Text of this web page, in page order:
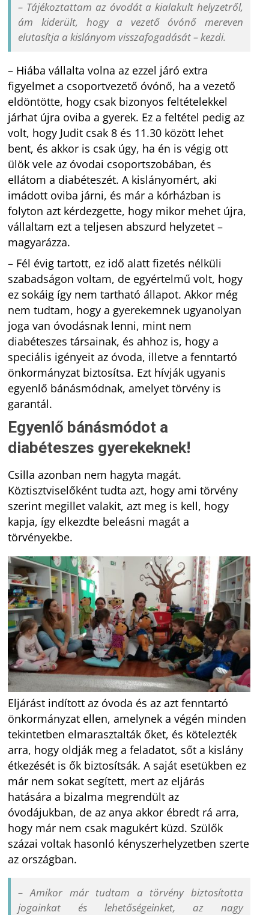
– Tájékoztattam az óvodát a kialakult helyzetről,
ám kiderült, hogy a vezető óvónő mereven
elutasítja a kislányom visszafogadását – kezdi.
– Hiába vállalta volna az ezzel járó extra
figyelmet a csoportvezető óvónő, ha a vezető
eldöntötte, hogy csak bizonyos feltételekkel
járhat újra oviba a gyerek. Ez a feltétel pedig az
volt, hogy Judit csak 8 és 11.30 között lehet
bent, és akkor is csak úgy, ha én is végig ott
ülök vele az óvodai csoportszobában, és
ellátom a diabéteszét. A kislányomért, aki
imádott oviba járni, és már a kórházban is
folyton azt kérdezgette, hogy mikor mehet újra,
vállaltam ezt a teljesen abszurd helyzetet –
magyarázza.
– Fél évig tartott, ez idő alatt fizetés nélküli
szabadságon voltam, de egyértelmű volt, hogy
ez sokáig így nem tartható állapot. Akkor még
nem tudtam, hogy a gyerekemnek ugyanolyan
joga van óvodásnak lenni, mint nem
diabéteszes társainak, és ahhoz is, hogy a
speciális igényeit az óvoda, illetve a fenntartó
önkormányzat biztosítsa. Ezt hívják ugyanis
egyenlő bánásmódnak, amelyet törvény is
garantál.
Egyenlő bánásmódot a
diabéteszes gyerekeknek!
Csilla azonban nem hagyta magát.
Köztisztviselőként tudta azt, hogy ami törvény
szerint megillet valakit, azt meg is kell, hogy
kapja, így elkezdte beleásni magát a
törvényekbe.
Eljárást indított az óvoda és az azt fenntartó
önkormányzat ellen, amelynek a végén minden
tekintetben elmarasztalták őket, és kötelezték
arra, hogy oldják meg a feladatot, sőt a kislány
étkezését is ők biztosítsák. A saját esetükben ez
már nem sokat segített, mert az eljárás
hatására a bizalma megrendült az
óvodájukban, de az anya akkor ébredt rá arra,
hogy már nem csak magukért küzd. Szülők
százai voltak hasonló kényszerhelyzetben szerte
az országban.
– Amikor már tudtam a törvény biztosította
jogainkat és lehetőségeinket, az nagy